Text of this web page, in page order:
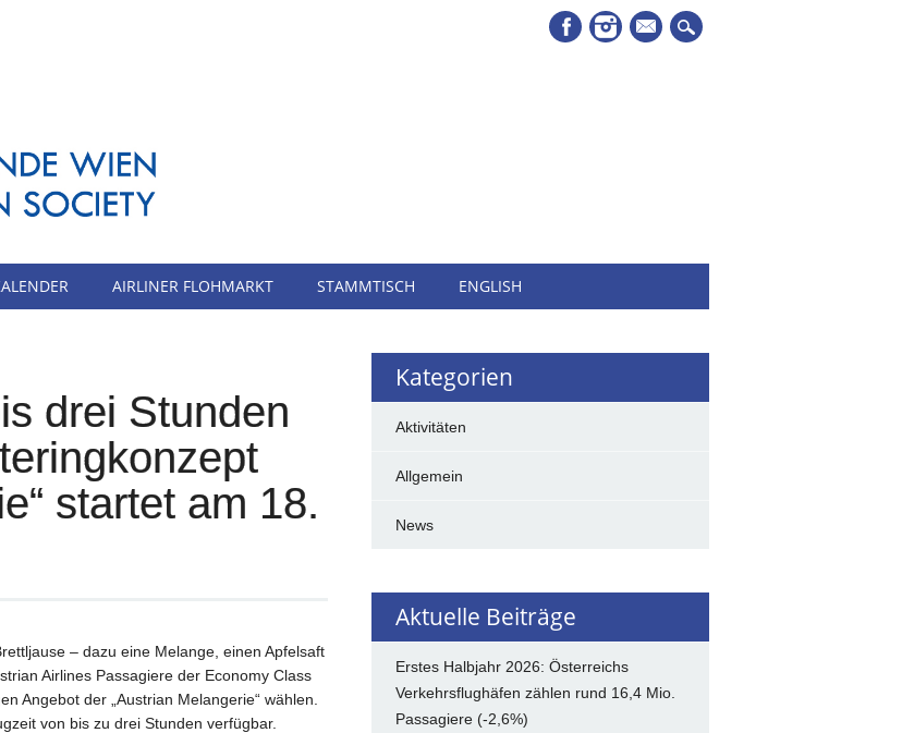
Mail
AIRLINER FLOHMARKT STAMMTISCH ENGLISH
drei Stunden
startet am 18.
– dazu eine Melange, einen Apfelsaft
Airlines Passagiere der Economy Class
Angebot der „Austrian Melangerie“ wählen.
von bis zu drei Stunden verfügbar.
Kategorien
Aktivitäten
Allgemein
News
Aktuelle Beiträge
Erstes Halbjahr 2026: Österreichs
Verkehrsflughäfen zählen rund 16,4 Mio.
Passagiere (-2,6%)